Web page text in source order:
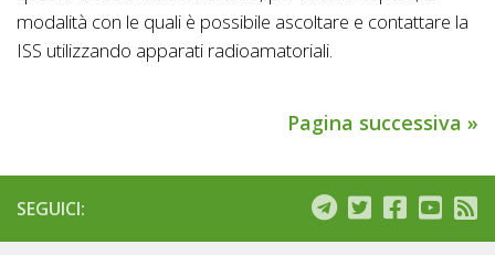
modalità con le quali è possibile ascoltare e contattare la
ISS utilizzando apparati radioamatoriali.
Pagina successiva »
SEGUICI: